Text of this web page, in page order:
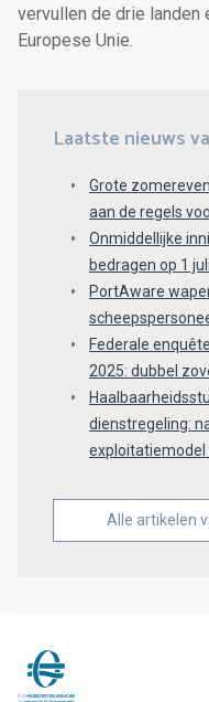
vervullen de drie landen
Europese Unie.
Laatste nieuws
Grote
aan de regels
Onmiddellijke
bedragen op 1
PortAware
Federale
2025: dubbel
dienstregeling:
Alle artikelen